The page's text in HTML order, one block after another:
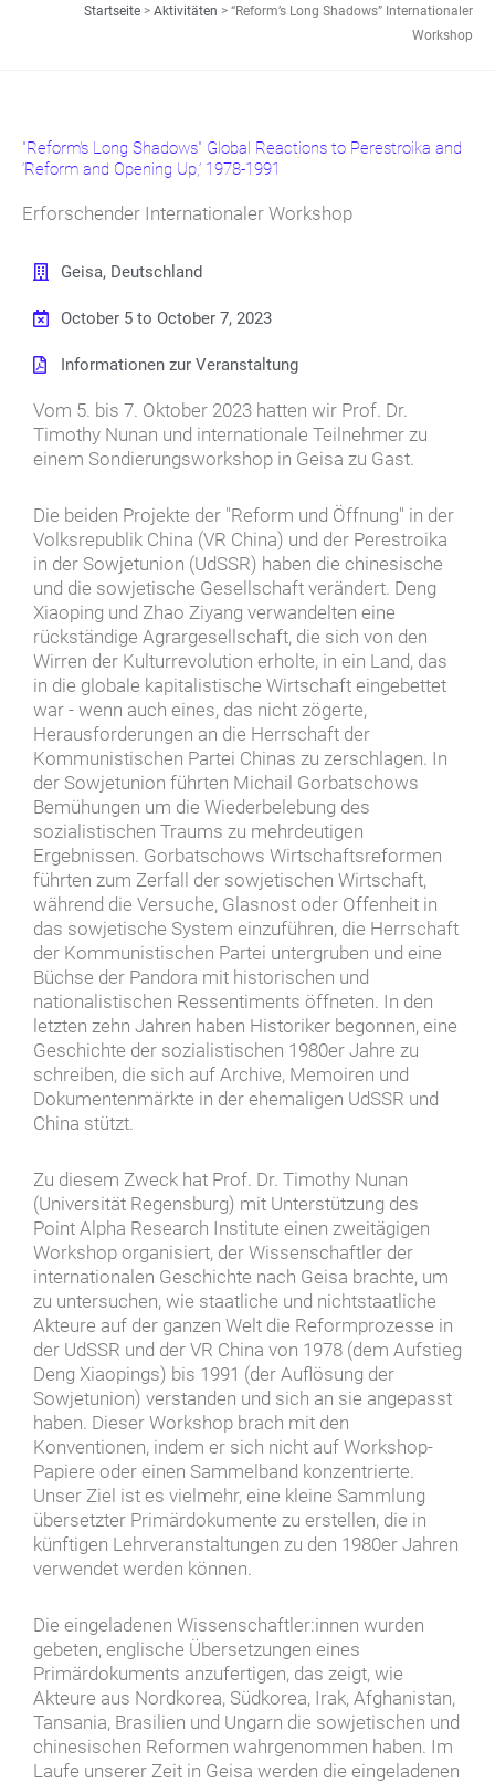
Startseite > Aktivitäten > “Reform’s Long Shadows” Internationaler
Workshop
"Reform's Long Shadows" Global Reactions to Perestroika and
‘Reform and Opening Up,’ 1978-1991
Erforschender Internationaler Workshop
Geisa, Deutschland
October 5 to October 7, 2023
Informationen zur Veranstaltung
Vom 5. bis 7. Oktober 2023 hatten wir Prof. Dr.
Timothy Nunan und internationale Teilnehmer zu
einem Sondierungsworkshop in Geisa zu Gast.
Die beiden Projekte der "Reform und Öffnung" in der
Volksrepublik China (VR China) und der Perestroika
in der Sowjetunion (UdSSR) haben die chinesische
und die sowjetische Gesellschaft verändert. Deng
Xiaoping und Zhao Ziyang verwandelten eine
rückständige Agrargesellschaft, die sich von den
Wirren der Kulturrevolution erholte, in ein Land, das
in die globale kapitalistische Wirtschaft eingebettet
war - wenn auch eines, das nicht zögerte,
Herausforderungen an die Herrschaft der
Kommunistischen Partei Chinas zu zerschlagen. In
der Sowjetunion führten Michail Gorbatschows
Bemühungen um die Wiederbelebung des
sozialistischen Traums zu mehrdeutigen
Ergebnissen. Gorbatschows Wirtschaftsreformen
führten zum Zerfall der sowjetischen Wirtschaft,
während die Versuche, Glasnost oder Offenheit in
das sowjetische System einzuführen, die Herrschaft
der Kommunistischen Partei untergruben und eine
Büchse der Pandora mit historischen und
nationalistischen Ressentiments öffneten. In den
letzten zehn Jahren haben Historiker begonnen, eine
Geschichte der sozialistischen 1980er Jahre zu
schreiben, die sich auf Archive, Memoiren und
Dokumentenmärkte in der ehemaligen UdSSR und
China stützt.
Zu diesem Zweck hat Prof. Dr. Timothy Nunan
(Universität Regensburg) mit Unterstützung des
Point Alpha Research Institute einen zweitägigen
Workshop organisiert, der Wissenschaftler der
internationalen Geschichte nach Geisa brachte, um
zu untersuchen, wie staatliche und nichtstaatliche
Akteure auf der ganzen Welt die Reformprozesse in
der UdSSR und der VR China von 1978 (dem Aufstieg
Deng Xiaopings) bis 1991 (der Auflösung der
Sowjetunion) verstanden und sich an sie angepasst
haben. Dieser Workshop brach mit den
Konventionen, indem er sich nicht auf Workshop-
Papiere oder einen Sammelband konzentrierte.
Unser Ziel ist es vielmehr, eine kleine Sammlung
übersetzter Primärdokumente zu erstellen, die in
künftigen Lehrveranstaltungen zu den 1980er Jahren
verwendet werden können.
Die eingeladenen Wissenschaftler:innen wurden
gebeten, englische Übersetzungen eines
Primärdokuments anzufertigen, das zeigt, wie
Akteure aus Nordkorea, Südkorea, Irak, Afghanistan,
Tansania, Brasilien und Ungarn die sowjetischen und
chinesischen Reformen wahrgenommen haben. Im
Laufe unserer Zeit in Geisa werden die eingeladenen